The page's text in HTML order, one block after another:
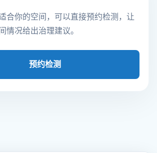
合你的空间，可以直接预约检测，让
情况给出治理建议。
预约检测